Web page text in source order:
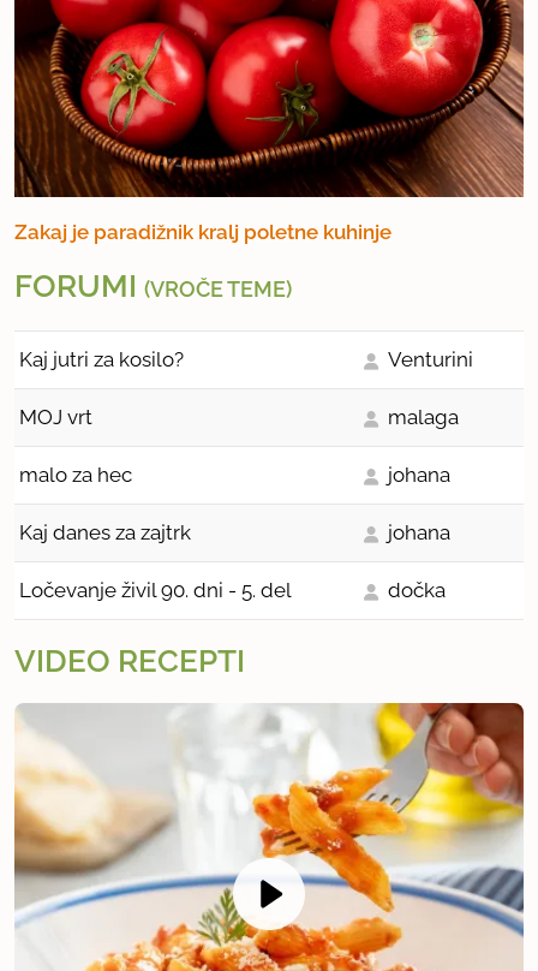
Zakaj je paradižnik kralj poletne kuhinje
FORUMI (VROČE TEME)
Kaj jutri za kosilo? Venturini
MOJ vrt malaga
malo za hec johana
Kaj danes za zajtrk johana
Ločevanje živil 90. dni - 5. del dočka
VIDEO RECEPTI